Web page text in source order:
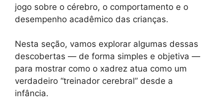
jogo sobre o cérebro, o comportamento e o
desempenho acadêmico das crianças.
Nesta seção, vamos explorar algumas dessas
descobertas — de forma simples e objetiva —
para mostrar como o xadrez atua como um
verdadeiro “treinador cerebral” desde a
infância.